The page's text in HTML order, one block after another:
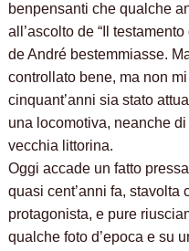
benpensanti che qualche
all’ascolto de “Il
de André bestemmiasse.
controllato bene, ma non
cinquant’anni sia stato
una locomotiva, neanche
vecchia littorina.
Oggi accade un fatto
quasi cent’anni fa, stavolta
protagonista, e pure
qualche foto d’epoca e su